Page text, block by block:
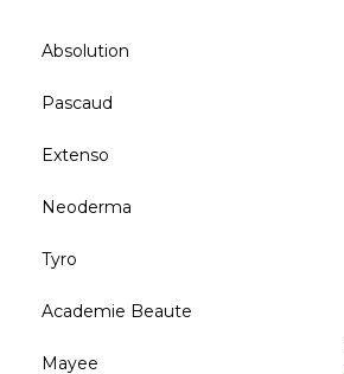
Absolution
Pascaud
Extenso
Neoderma
Tyro
Academie Beaute
Mayee